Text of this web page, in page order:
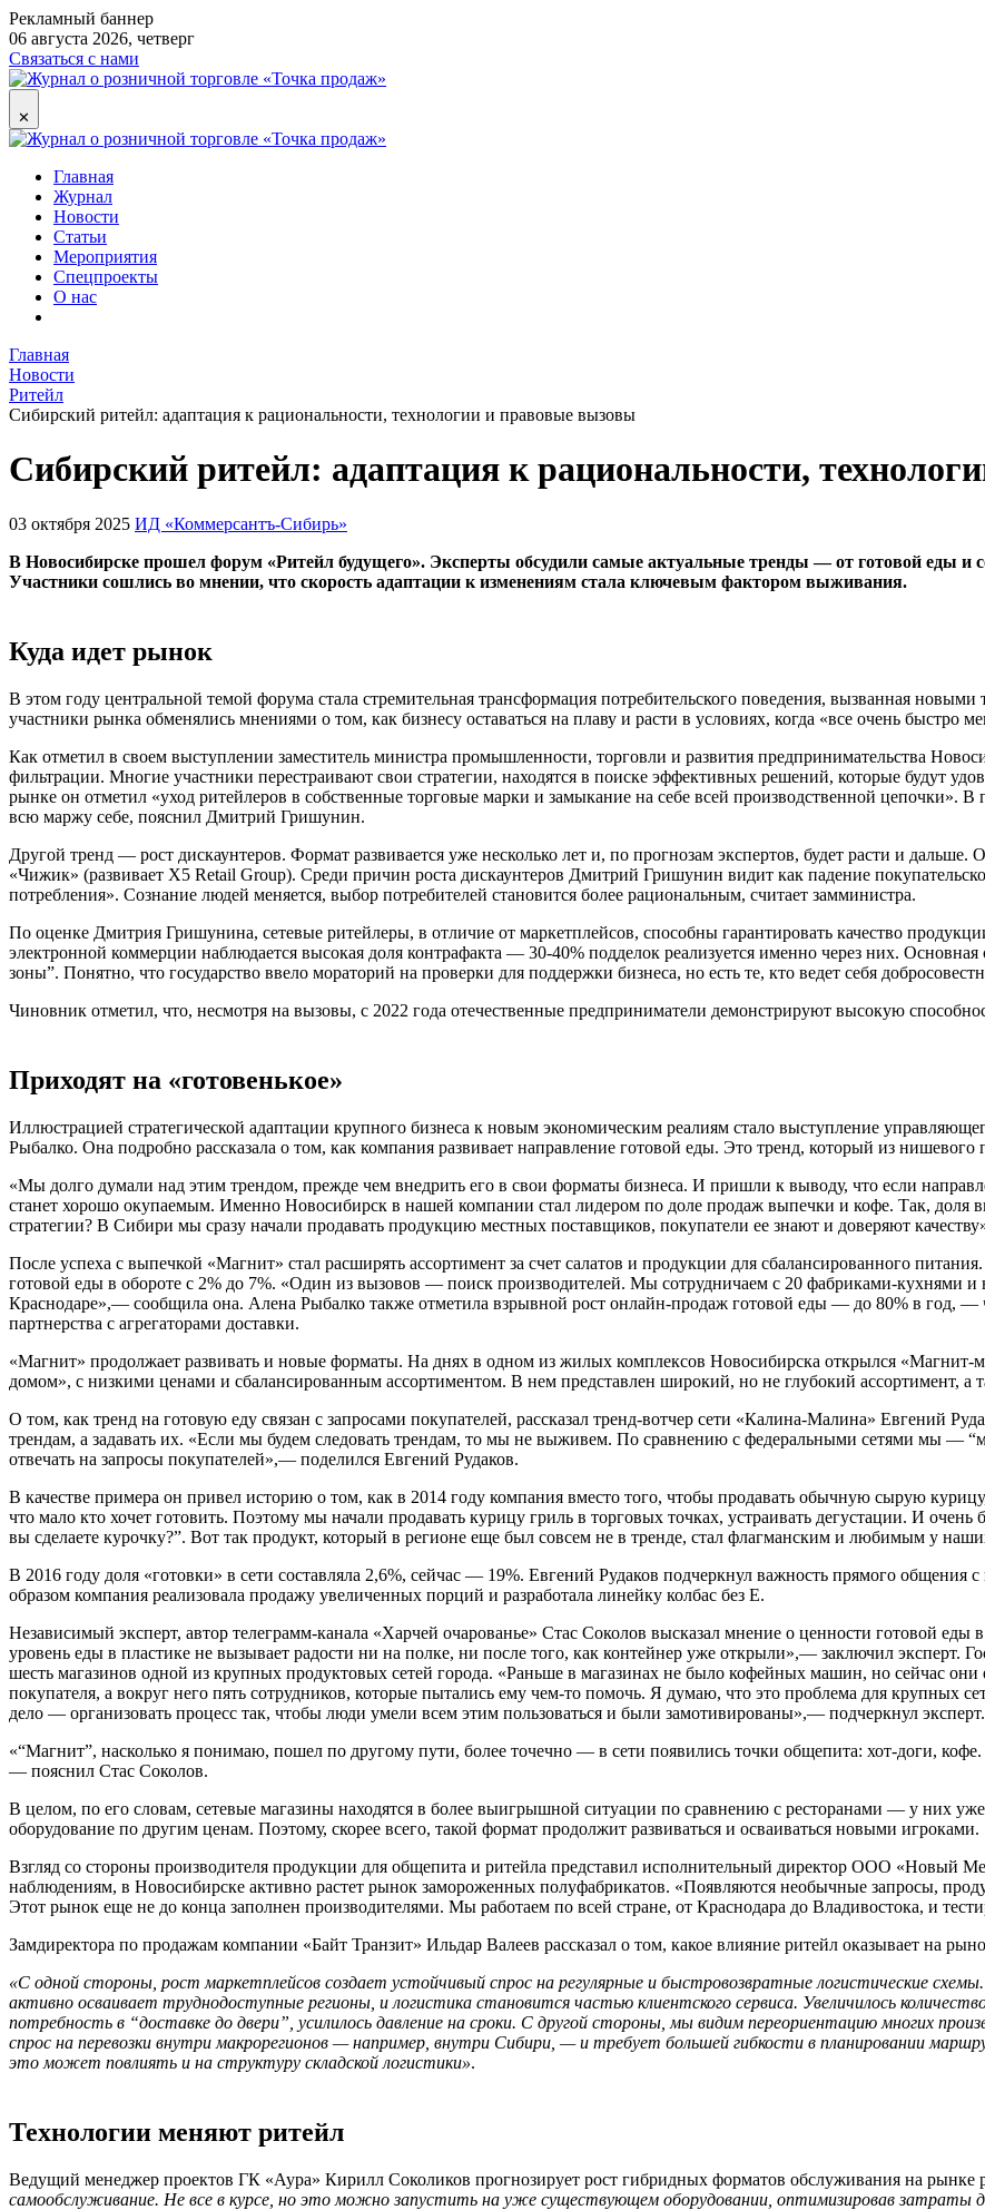
Рекламный баннер
06 августа 2026, четверг
Связаться с нами
✕
Главная
Журнал
Новости
Статьи
Мероприятия
Спецпроекты
О нас
Главная
Новости
Ритейл
Сибирский ритейл: адаптация к рациональности, технологии и правовые вызовы
Сибирский ритейл: адаптация к рациональности,
03 октября 2025 ИД «Коммерсантъ-Сибирь»
В Новосибирске прошел форум «Ритейл будущего». Эксперты обсудили самые актуальные тренды — от готовой еды и
Участники сошлись во мнении, что скорость адаптации к изменениям стала ключевым фактором выживания.
Куда идет рынок
В этом году центральной темой форума стала стремительная трансформация потребительского поведения, вызванная
участники рынка обменялись мнениями о том, как бизнесу оставаться на плаву и расти в условиях, когда «все очень быстро
Как отметил в своем выступлении заместитель министра промышленности, торговли и развития предпринимательства
фильтрации. Многие участники перестраивают свои стратегии, находятся в поиске эффективных решений, которые будут
рынке он отметил «уход ритейлеров в собственные торговые марки и замыкание на себе всей производственной цепочки». В
всю маржу себе, пояснил Дмитрий Гришунин.
Другой тренд — рост дискаунтеров. Формат развивается уже несколько лет и, по прогнозам экспертов, будет расти и
«Чижик» (развивает X5 Retail Group). Среди причин роста дискаунтеров Дмитрий Гришунин видит как падение
потребления». Сознание людей меняется, выбор потребителей становится более рациональным, считает замминистра.
По оценке Дмитрия Гришунина, сетевые ритейлеры, в отличие от маркетплейсов, способны гарантировать качество
электронной коммерции наблюдается высокая доля контрафакта — 30-40% подделок реализуется именно через них.
зоны”. Понятно, что государство ввело мораторий на проверки для поддержки бизнеса, но есть те, кто ведет себя
Чиновник отметил, что, несмотря на вызовы, с 2022 года отечественные предприниматели демонстрируют высокую
Приходят на «готовенькое»
Иллюстрацией стратегической адаптации крупного бизнеса к новым экономическим реалиям стало выступление
Рыбалко. Она подробно рассказала о том, как компания развивает направление готовой еды. Это тренд, который из нишевого
«Мы долго думали над этим трендом, прежде чем внедрить его в свои форматы бизнеса. И пришли к выводу, что если
станет хорошо окупаемым. Именно Новосибирск в нашей компании стал лидером по доле продаж выпечки и кофе. Так, доля
стратегии? В Сибири мы сразу начали продавать продукцию местных поставщиков, покупатели ее знают и доверяют
После успеха с выпечкой «Магнит» стал расширять ассортимент за счет салатов и продукции для сбалансированного
готовой еды в обороте с 2% до 7%. «Один из вызовов — поиск производителей. Мы сотрудничаем с 20 фабриками-кухнями и
Краснодаре»,— сообщила она. Алена Рыбалко также отметила взрывной рост онлайн-продаж готовой еды — до 80% в год, —
партнерства с агрегаторами доставки.
«Магнит» продолжает развивать и новые форматы. На днях в одном из жилых комплексов Новосибирска открылся «Магнит-
домом», с низкими ценами и сбалансированным ассортиментом. В нем представлен широкий, но не глубокий ассортимент, а
О том, как тренд на готовую еду связан с запросами покупателей, рассказал тренд-вотчер сети «Калина-Малина» Евгений
трендам, а задавать их. «Если мы будем следовать трендам, то мы не выживем. По сравнению с федеральными сетями мы —
отвечать на запросы покупателей»,— поделился Евгений Рудаков.
В качестве примера он привел историю о том, как в 2014 году компания вместо того, чтобы продавать обычную сырую
что мало кто хочет готовить. Поэтому мы начали продавать курицу гриль в торговых точках, устраивать дегустации. И
вы сделаете курочку?”. Вот так продукт, который в регионе еще был совсем не в тренде, стал флагманским и любимым у
В 2016 году доля «готовки» в сети составляла 2,6%, сейчас — 19%. Евгений Рудаков подчеркнул важность прямого
образом компания реализовала продажу увеличенных порций и разработала линейку колбас без Е.
Независимый эксперт, автор телеграмм-канала «Харчей очарованье» Стас Соколов высказал мнение о ценности готовой еды
уровень еды в пластике не вызывает радости ни на полке, ни после того, как контейнер уже открыли»,— заключил эксперт.
шесть магазинов одной из крупных продуктовых сетей города. «Раньше в магазинах не было кофейных машин, но сейчас они
покупателя, а вокруг него пять сотрудников, которые пытались ему чем-то помочь. Я думаю, что это проблема для крупных
дело — организовать процесс так, чтобы люди умели всем этим пользоваться и были замотивированы»,— подчеркнул эксперт.
«“Магнит”, насколько я понимаю, пошел по другому пути, более точечно — в сети появились точки общепита: хот-доги, кофе.
— пояснил Стас Соколов.
В целом, по его словам, сетевые магазины находятся в более выигрышной ситуации по сравнению с ресторанами — у них
оборудование по другим ценам. Поэтому, скорее всего, такой формат продолжит развиваться и осваиваться новыми игроками.
Взгляд со стороны производителя продукции для общепита и ритейла представил исполнительный директор ООО «Новый
наблюдениям, в Новосибирске активно растет рынок замороженных полуфабрикатов. «Появляются необычные запросы,
Этот рынок еще не до конца заполнен производителями. Мы работаем по всей стране, от Краснодара до Владивостока, и
Замдиректора по продажам компании «Байт Транзит» Ильдар Валеев рассказал о том, какое влияние ритейл оказывает на
«С одной стороны, рост маркетплейсов создает устойчивый спрос на регулярные и быстровозвратные логистические
активно осваивает труднодоступные регионы, и логистика становится частью клиентского сервиса. Увеличилось
потребность в “доставке до двери”, усилилось давление на сроки. С другой стороны, мы видим переориентацию многих
спрос на перевозки внутри макрорегионов — например, внутри Сибири, — и требует большей гибкости в планировании
это может повлиять и на структуру складской логистики».
Технологии меняют ритейл
Ведущий менеджер проектов ГК «Аура» Кирилл Соколиков прогнозирует рост гибридных форматов обслуживания на рынке
самообслуживание. Не все в курсе, но это можно запустить на уже существующем оборудовании, оптимизировав затраты